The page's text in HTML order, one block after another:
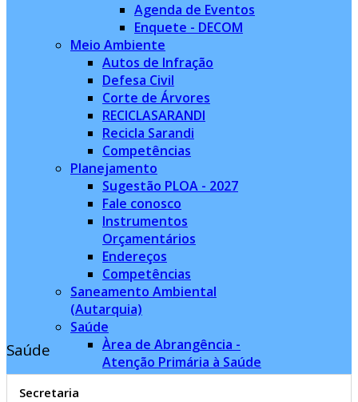
Agenda de Eventos
Enquete - DECOM
Meio Ambiente
Autos de Infração
Defesa Civil
Corte de Árvores
RECICLASARANDI
Recicla Sarandi
Competências
Planejamento
Sugestão PLOA - 2027
Fale conosco
Instrumentos
Orçamentários
Endereços
Competências
Saneamento Ambiental
(Autarquia)
Saúde
Àrea de Abrangência -
Atenção Primária à Saúde
Endereços
Saúde
Secretaria